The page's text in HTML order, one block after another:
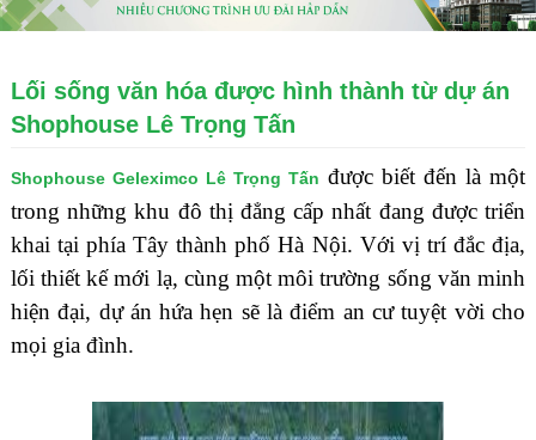
Lối sống văn hóa được hình thành từ dự án
Shophouse Lê Trọng Tấn
Shophouse Geleximco Lê Trọng Tấn được biết đến là một
trong những khu đô thị đẳng cấp nhất đang được triển
khai tại phía Tây thành phố Hà Nội. Với vị trí đắc địa,
lối thiết kế mới lạ, cùng một môi trường sống văn minh
hiện đại, dự án hứa hẹn sẽ là điểm an cư tuyệt vời cho
mọi gia đình.